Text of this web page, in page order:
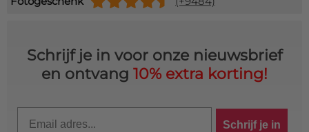
Schrijf je in voor onze nieuwsbrief
en ontvang 10% extra korting!
Schrijf je in